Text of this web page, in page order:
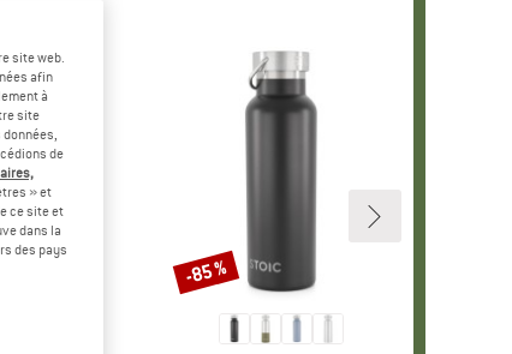
Remise
-85 %
site web.
afin
à
site
de
» et
ce site et
dans la
des pays